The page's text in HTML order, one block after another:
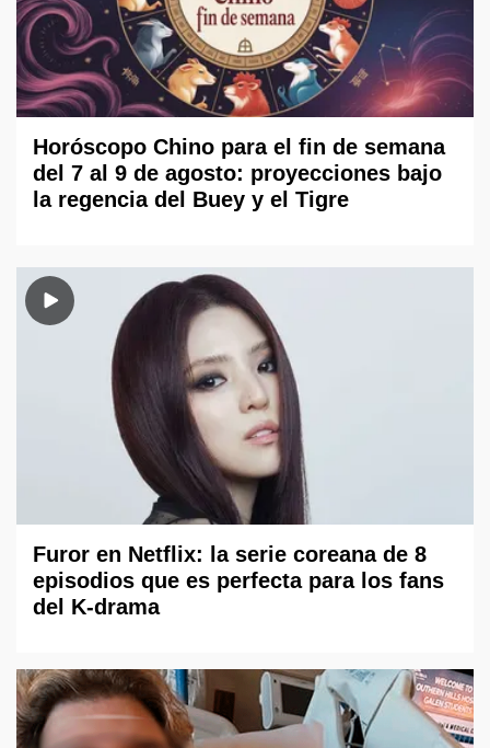
Horóscopo Chino para el fin de semana
del 7 al 9 de agosto: proyecciones bajo
la regencia del Buey y el Tigre
Furor en Netflix: la serie coreana de 8
episodios que es perfecta para los fans
del K-drama